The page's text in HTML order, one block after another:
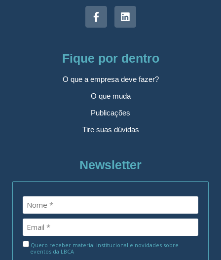
Fique por dentro
O que a empresa deve fazer?
O que muda
Publicações
Tire suas dúvidas
Newsletter
Quero receber material institucional e novidades sobre
eventos da LBCA